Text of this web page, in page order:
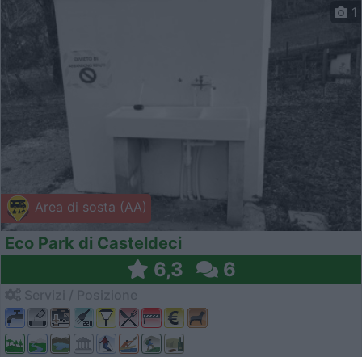
Area di sosta (AA)
1
Eco Park di Casteldeci
6,3 6